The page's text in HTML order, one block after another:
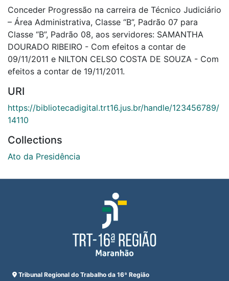
Conceder Progressão na carreira de Técnico Judiciário
– Área Administrativa, Classe “B”, Padrão 07 para
Classe “B”, Padrão 08, aos servidores: SAMANTHA
DOURADO RIBEIRO - Com efeitos a contar de
09/11/2011 e NILTON CELSO COSTA DE SOUZA - Com
efeitos a contar de 19/11/2011.
URI
https://bibliotecadigital.trt16.jus.br/handle/123456789/
14110
Collections
Ato da Presidência
Tribunal Regional do Trabalho da 16ª Região